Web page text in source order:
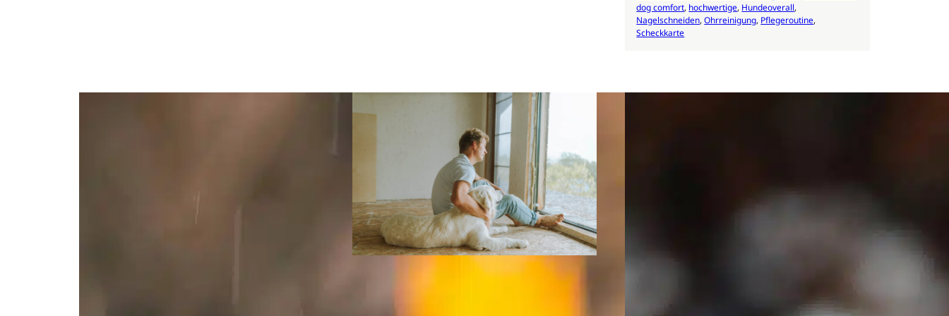
dog comfort, hochwertige, Hundeoverall
Nagelschneiden, Ohrreinigung, Pflegeroutine
Scheckkarte